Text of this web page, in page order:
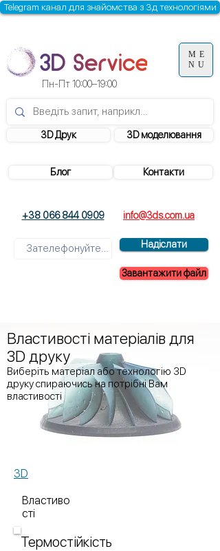
3D моделювання
Контакти
3D Друк
+38 066 844 0909 info@3ds.com.ua
Надіслати
Завантажити файл
Блог
Пн-Пт 10:00–19:00
Telegram канал для знайомства з 3д технологіями
ME
NU
Властивості матеріалів для
3D друку
Виберіть матеріал або технологію 3D
друку спираючись на потрібні Вам
властивості
3D
Властиво
сті
Термостійкість